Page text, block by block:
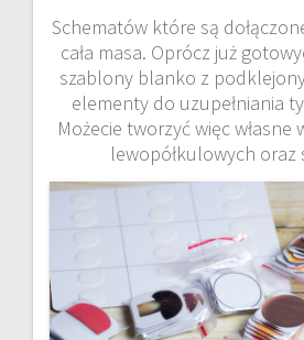
Schematów które są
cała masa. Oprócz już
szablony blanko z
elementy do uzupełniania
Możecie tworzyć więc własne
lewopółkulowych oraz